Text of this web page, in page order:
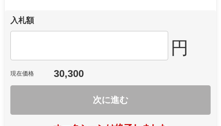
入札額
円
現在価格 30,300
次に進む